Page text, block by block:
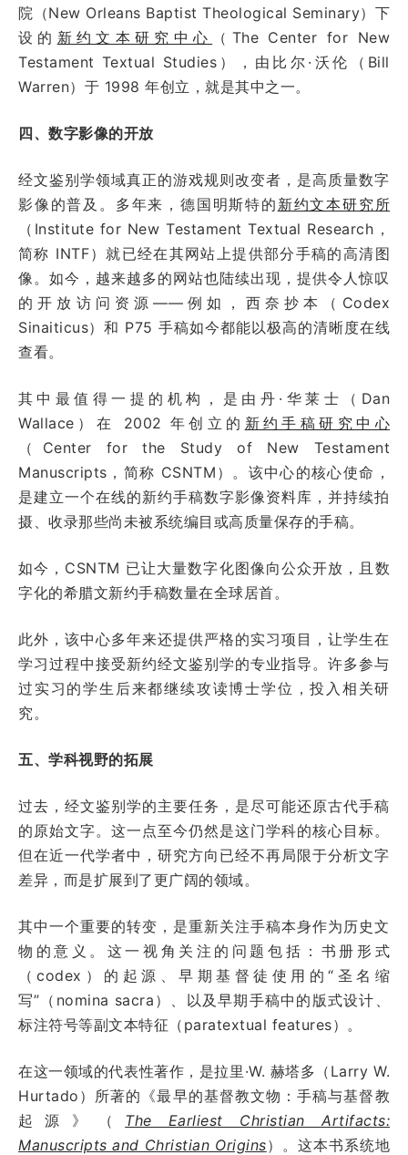
院（New Orleans Baptist Theological Seminary）下
设的 新约文本研究中心
（The Center for New
Testament Textual Studies），由比尔·沃伦（Bill
Warren）于 1998 年创立，就是其中之一。
四、数字影像的开放
经文鉴别学领域真正的游戏规则改变者，是高质量数字
影像的普及。多年来，德国明斯特的 新约文本研究所
（Institute for New Testament Textual Research，
简称 INTF）就已经在其网站上提供部分手稿的高清图
像。如今，越来越多的网站也陆续出现，提供令人惊叹
的开放访问资源——例如，西奈抄本（Codex
Sinaiticus）和 P75 手稿如今都能以极高的清晰度在线
查看。
其中最值得一提的机构，是由丹·华莱士（Dan
Wallace）在 2002 年创立的 新约手稿研究中心
（Center for the Study of New Testament
Manuscripts，简称 CSNTM）。该中心的核心使命，
是建立一个在线的新约手稿数字影像资料库，并持续拍
摄、收录那些尚未被系统编目或高质量保存的手稿。
如今，CSNTM 已让大量数字化图像向公众开放，且数
字化的希腊文新约手稿数量在全球居首。
此外，该中心多年来还提供严格的实习项目，让学生在
学习过程中接受新约经文鉴别学的专业指导。许多参与
过实习的学生后来都继续攻读博士学位，投入相关研
究。
五、学科视野的拓展
过去，经文鉴别学的主要任务，是尽可能还原古代手稿
的原始文字。这一点至今仍然是这门学科的核心目标。
但在近一代学者中，研究方向已经不再局限于分析文字
差异，而是扩展到了更广阔的领域。
其中一个重要的转变，是重新关注手稿本身作为历史文
物的意义。这一视角关注的问题包括：书册形式
（codex）的起源、早期基督徒使用的“圣名缩
写”（nomina sacra）、以及早期手稿中的版式设计、
标注符号等副文本特征（paratextual features）。
在这一领域的代表性著作，是拉里·W. 赫塔多（Larry W.
Hurtado）所著的《最早的基督教文物：手稿与基督教
起源》（ The Earliest Christian Artifacts:
Manuscripts and Christian Origins）。这本书系统地